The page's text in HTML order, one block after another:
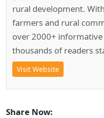
rural development.
farmers and rural
over 2000+
thousands of readers
Visit Website
Share Now: